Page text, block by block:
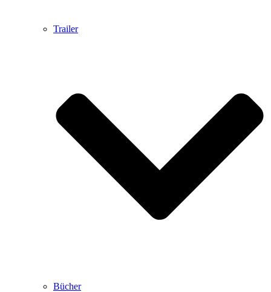
Trailer
Bücher